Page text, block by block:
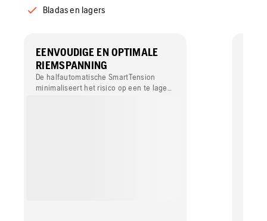
Bladas en lagers
EENVOUDIGE EN OPTIMALE
RIEMSPANNING
De halfautomatische SmartTension
minimaliseert het risico op een te lage